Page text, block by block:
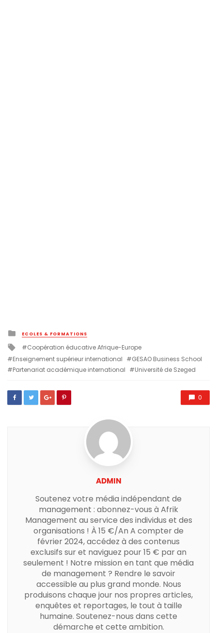
Posted
in
ECOLES & FORMATIONS
Tagged
with
Coopération éducative Afrique-Europe
Enseignement supérieur international
GESAO Business School
Partenariat académique international
Université de Szeged
0
ADMIN
Soutenez votre média indépendant de
management : abonnez-vous à Afrik
Management au service des individus et des
organisations ! À 15 €/An A compter de
février 2024, accédez à des contenus
exclusifs sur et naviguez pour 15 € par an
seulement ! Notre mission en tant que média
de management ? Rendre le savoir
accessible au plus grand monde. Nous
produisons chaque jour nos propres articles,
enquêtes et reportages, le tout à taille
humaine. Soutenez-nous dans cette
démarche et cette ambition.